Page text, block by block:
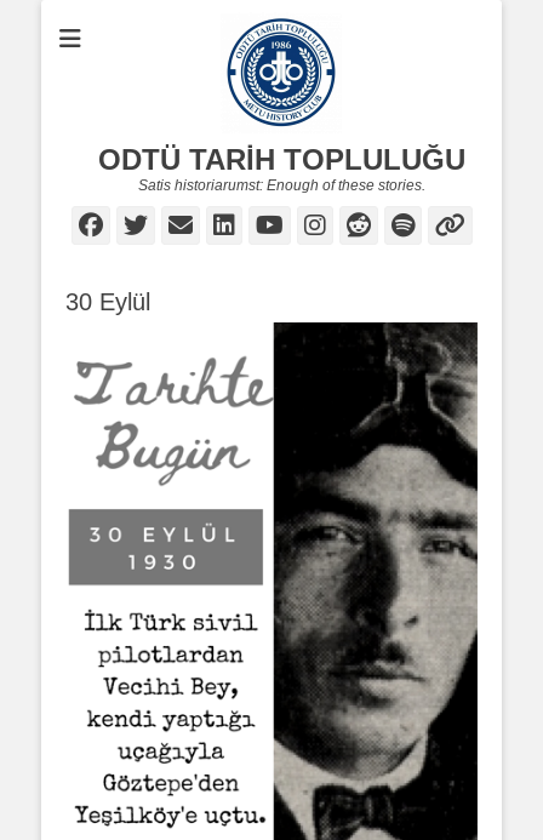
ODTÜ TARİH TOPLULUĞU
Satis historiarumst: Enough of these stories.
Facebook
Twitter
EmailLinkedIn
YouTube
Instagram
Reddit
Spotify
Link
30 Eylül